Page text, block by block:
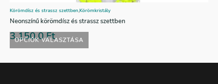
OPCIÓK VÁLASZTÁSA
Körömdísz és strassz szettben,Körömkristály
Neonszínű körömdísz és strassz szettben
3.150,0Ft